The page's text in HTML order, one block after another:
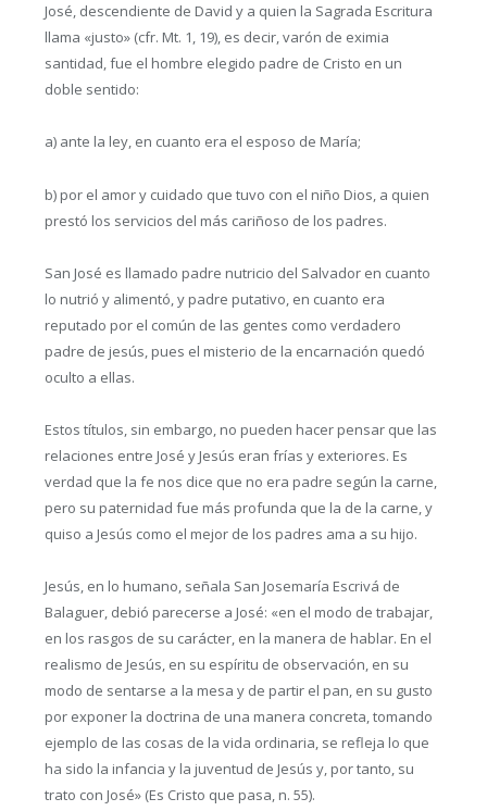
José, descendiente de David y a quien la Sagrada Escritura
llama «justo» (cfr. Mt. 1, 19), es decir, varón de eximia
santidad, fue el hombre elegido padre de Cristo en un
doble sentido:
a) ante la ley, en cuanto era el esposo de María;
b) por el amor y cuidado que tuvo con el niño Dios, a quien
prestó los servicios del más cariñoso de los padres.
San José es llamado padre nutricio del Salvador en cuanto
lo nutrió y alimentó, y padre putativo, en cuanto era
reputado por el común de las gentes como verdadero
padre de jesús, pues el misterio de la encarnación quedó
oculto a ellas.
Estos títulos, sin embargo, no pueden hacer pensar que las
relaciones entre José y Jesús eran frías y exteriores. Es
verdad que la fe nos dice que no era padre según la carne,
pero su paternidad fue más profunda que la de la carne, y
quiso a Jesús como el mejor de los padres ama a su hijo.
Jesús, en lo humano, señala San Josemaría Escrivá de
Balaguer, debió parecerse a José: «en el modo de trabajar,
en los rasgos de su carácter, en la manera de hablar. En el
realismo de Jesús, en su espíritu de observación, en su
modo de sentarse a la mesa y de partir el pan, en su gusto
por exponer la doctrina de una manera concreta, tomando
ejemplo de las cosas de la vida ordinaria, se refleja lo que
ha sido la infancia y la juventud de Jesús y, por tanto, su
trato con José» (Es Cristo que pasa, n. 55).